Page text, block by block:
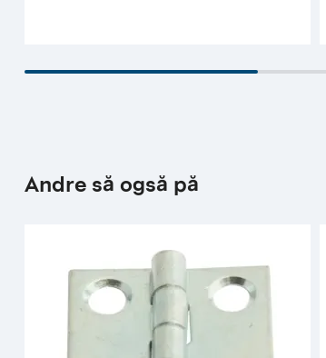
Andre så også på